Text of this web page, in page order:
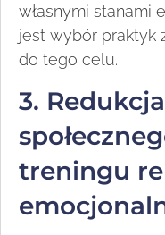
własnymi stanami
jest wybór praktyk
do tego celu.
3.
treningu